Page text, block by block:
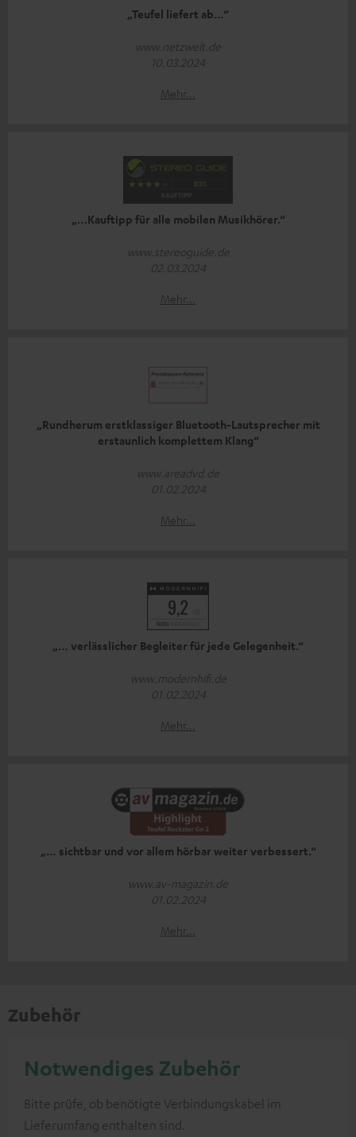
„Teufel liefert ab…“
www.netzwelt.de
10.03.2024
Mehr...
„…Kauftipp für alle mobilen Musikhörer.“
www.stereoguide.de
02.03.2024
Mehr...
„Rundherum erstklassiger Bluetooth-Lautsprecher mit
erstaunlich komplettem Klang“
www.areadvd.de
01.02.2024
Mehr...
„… verlässlicher Begleiter für jede Gelegenheit.“
www.modernhifi.de
01.02.2024
Mehr...
„… sichtbar und vor allem hörbar weiter verbessert.“
www.av-magazin.de
01.02.2024
Mehr...
Zubehör
Notwendiges Zubehör
Bitte prüfe, ob benötigte Verbindungskabel im
Lieferumfang enthalten sind.